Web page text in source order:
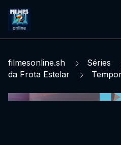
filmesonline.sh Séries
da Frota Estelar